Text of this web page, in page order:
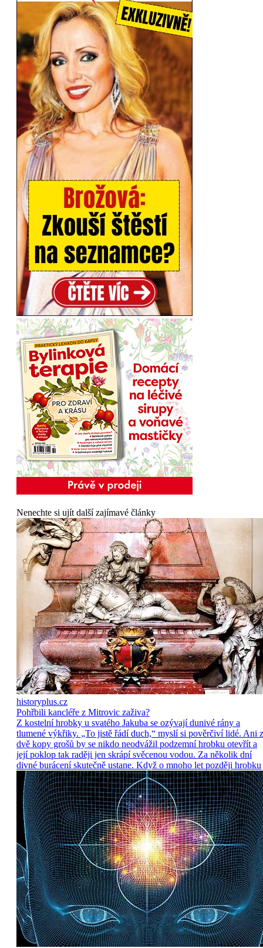
Nenechte si ujít další zajímavé články
historyplus.cz
Pohřbili kancléře z Mitrovic zaživa?
Z kostelní hrobky u svatého Jakuba se ozývají dunivé rány a
tlumené výkřiky. „To jistě řádí duch,“ myslí si pověrčiví lidé. Ani
dvě kopy grošů by se nikdo neodvážil podzemní hrobku otevřít a
její poklop tak raději jen skrápí svěcenou vodou. Za několik dní
divné burácení skutečně ustane. Když o mnoho let později hrobku